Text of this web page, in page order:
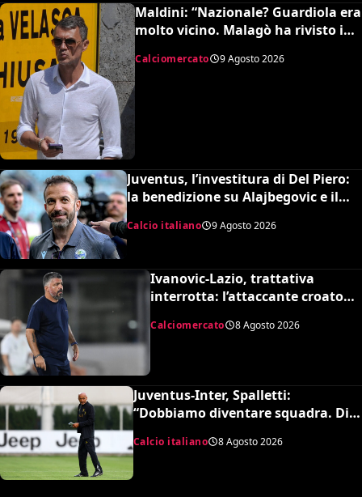
Maldini: “Nazionale? Guardiola era
molto vicino. Malagò ha rivisto i
Calciomercato 9 Agosto 2026
Juventus, l’investitura di Del Piero:
la benedizione su Alajbegovic e il
fattore Spalletti per il ritorno in alto
Calcio italiano 9 Agosto 2026
Ivanovic-Lazio, trattativa
interrotta: l’attaccante croato
Calciomercato 8 Agosto 2026
Juventus-Inter, Spalletti:
“Dobbiamo diventare squadra. Di
Gregorio? Cose che possono
capitare”
Calcio italiano 8 Agosto 2026